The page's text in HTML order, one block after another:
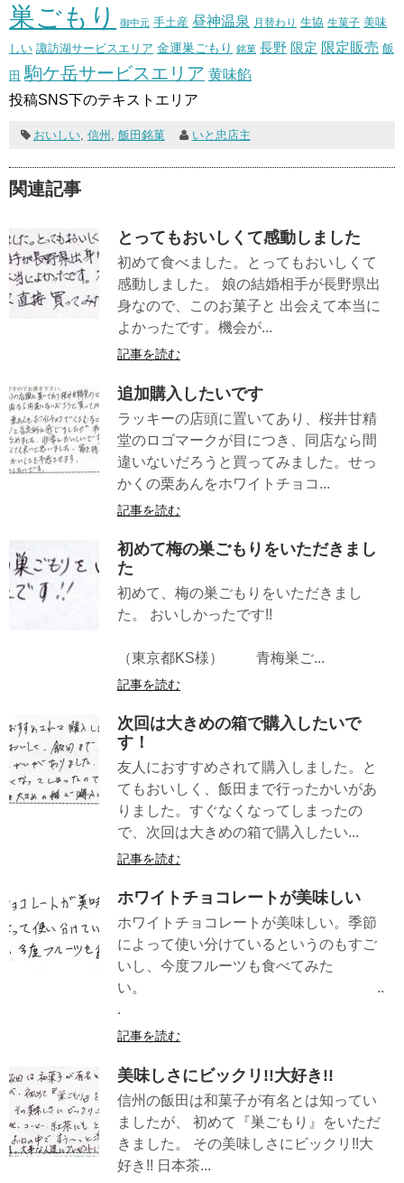
巣ごもり 御中元 手土産 昼神温泉 月替わり 生協 生菓子 美味
しい 諏訪湖サービスエリア 金運巣ごもり 銘菓 長野 限定 限定販売 飯
田 駒ケ岳サービスエリア 黄味餡
投稿SNS下のテキストエリア
おいしい, 信州 飯田銘菓 いと忠店主
関連記事
とってもおいしくて感動しました
初めて食べました。とってもおいしくて
感動しました。 娘の結婚相手が長野県出
身なので、このお菓子と 出会えて本当に
よかったです。機会が...
記事を読む
追加購入したいです
ラッキーの店頭に置いてあり、桜井甘精
堂のロゴマークが目につき、同店なら間
違いないだろうと買ってみました。せっ
かくの栗あんをホワイトチョコ...
記事を読む
初めて梅の巣ごもりをいただきまし
た
初めて、梅の巣ごもりをいただきまし
た。 おいしかったです!!
（東京都KS様） 青梅巣ご...
記事を読む
次回は大きめの箱で購入したいで
す！
友人におすすめされて購入しました。と
てもおいしく、飯田まで行ったかいがあ
りました。すぐなくなってしまったの
で、次回は大きめの箱で購入したい...
記事を読む
ホワイトチョコレートが美味しい
ホワイトチョコレートが美味しい。季節
によって使い分けているというのもすご
いし、今度フルーツも食べてみた
い。 ..
.
記事を読む
美味しさにビックリ!!大好き!!
信州の飯田は和菓子が有名とは知ってい
ましたが、 初めて『巣ごもり』をいただ
きました。 その美味しさにビックリ!!大
好き!! 日本茶...